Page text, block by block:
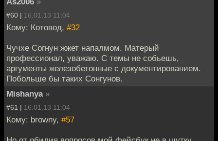
#60 | 16.01.13 11:04
Кому: Котовод, #32
Чучхе Согнун жжет напалмом. Матерый
профессионал, уважаю. С темы не собьешь,
аргументы железобетонные с документированием.
Побольше бы таких Сонгунов.
Mishanya »
#61 | 16.01.13 11:04
Кому: browny, #57